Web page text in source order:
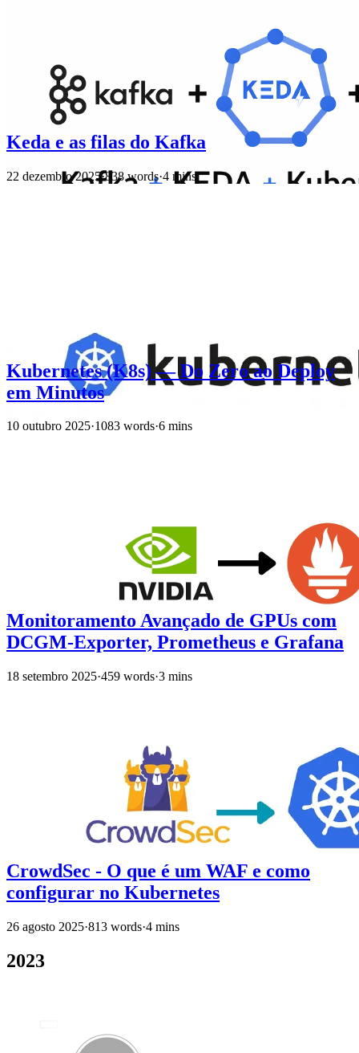
Keda e as filas do Kafka
22 dezembro 2025·838 words·4 mins
Kubernetes (K8s) — Do Zero ao Deploy
em Minutos
10 outubro 2025·1083 words·6 mins
Monitoramento Avançado de GPUs com
DCGM-Exporter, Prometheus e Grafana
18 setembro 2025·459 words·3 mins
CrowdSec - O que é um WAF e como
configurar no Kubernetes
26 agosto 2025·813 words·4 mins
2023